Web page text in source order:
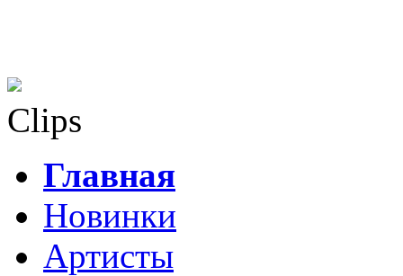
Clips
Главная
Новинки
Артисты